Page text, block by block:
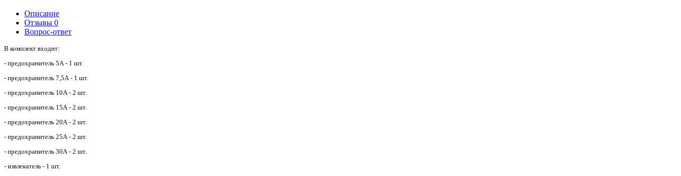
Описание
Отзывы 0
Вопрос-ответ
В комплект входит:
- предохранитель 5А - 1 шт.
- предохранитель 7,5А - 1 шт.
- предохранитель 10А - 2 шт.
- предохранитель 15А - 2 шт.
- предохранитель 20А - 2 шт.
- предохранитель 25А - 2 шт.
- предохранитель 30А - 2 шт.
- извлекатель - 1 шт.